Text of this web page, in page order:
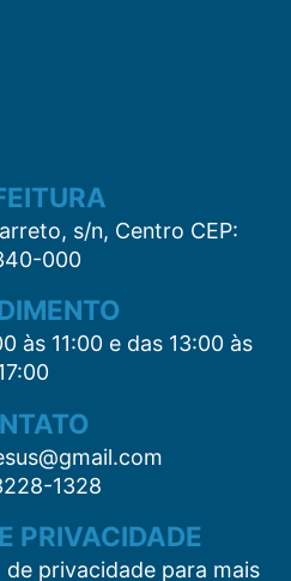
s/n, Centro CEP:
000
às 11:00 e das 13:00 às
1328
PRIVACIDADE
privacidade para mais